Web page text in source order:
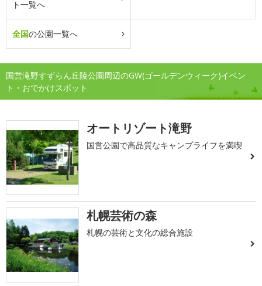
ト一覧へ
全国の公園一覧へ
国営滝野すずらん丘陵公園周辺のGW(ゴールデンウィーク)イベン
ト・おでかけスポット
オートリゾート滝野
国営公園で高品質なキャンプライフを満喫
札幌芸術の森
札幌の芸術と文化の総合施設